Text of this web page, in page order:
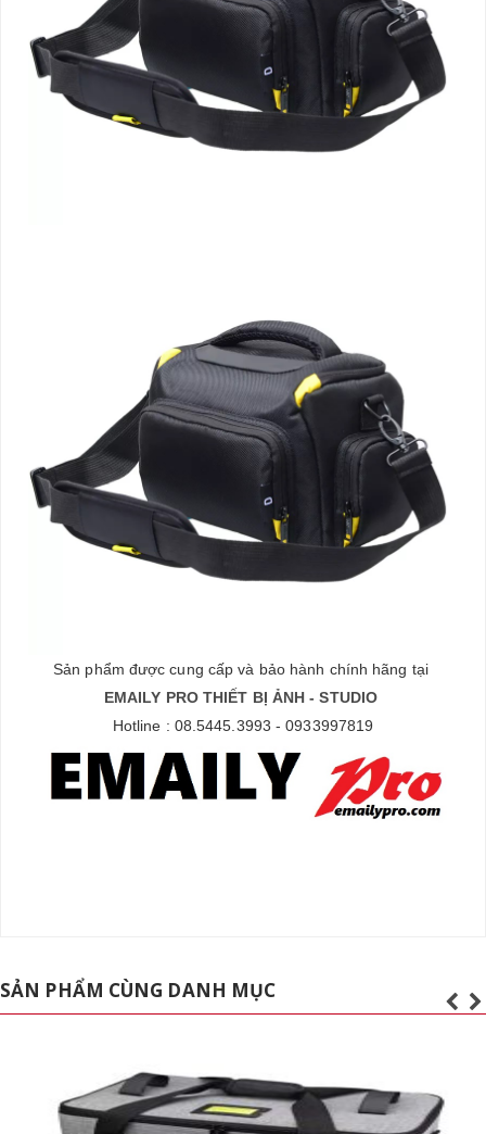
Sản phẩm được cung cấp và bảo hành chính hãng tại
EMAILY PRO THIẾT BỊ ẢNH - STUDIO
Hotline : 08.5445.3993 - 0933997819
SẢN PHẨM CÙNG DANH MỤC